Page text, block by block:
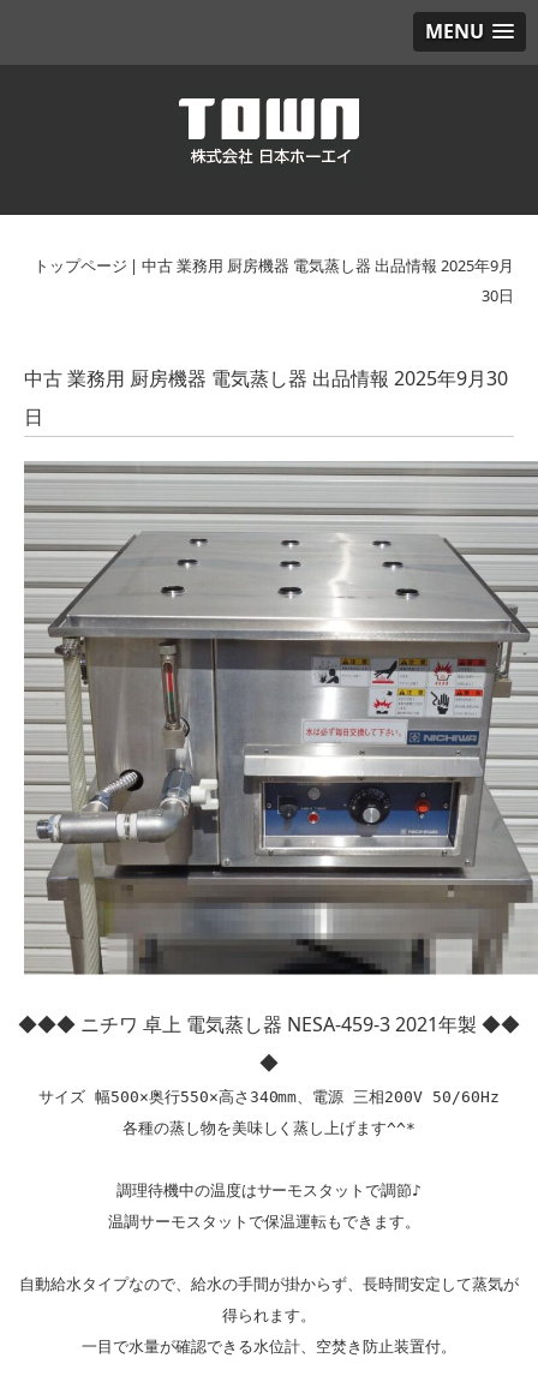
MENU
トップページ |中古 業務用 厨房機器 電気蒸し器 出品情報 2025年9月
30日
中古 業務用 厨房機器 電気蒸し器 出品情報 2025年9月30
日
◆◆◆ ニチワ 卓上 電気蒸し器 NESA-459-3 2021年製 ◆◆
◆
サイズ 幅500×奥行550×高さ340mm、電源 三相200V 50/60Hz
各種の蒸し物を美味しく蒸し上げます^^*
調理待機中の温度はサーモスタットで調節♪
温調サーモスタットで保温運転もできます。
自動給水タイプなので、給水の手間が掛からず、長時間安定して蒸気が
得られます。
一目で水量が確認できる水位計、空焚き防止装置付。